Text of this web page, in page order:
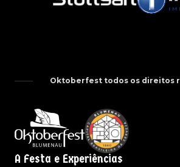
Oktoberfest todos os direitos
A Festa e Experiências